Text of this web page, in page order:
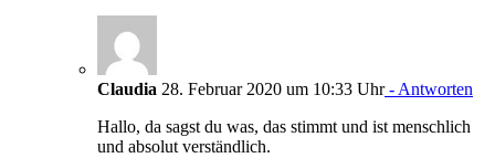
Claudia 28. Februar 2020 um 10:33 Uhr- Antworten
Hallo, da sagst du was, das stimmt und ist menschlich
und absolut verständlich.